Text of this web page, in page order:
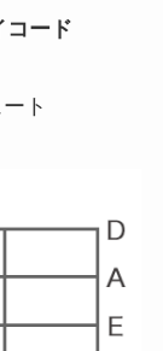
コード
ト